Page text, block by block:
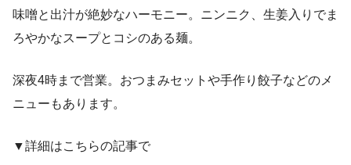
味噌と出汁が絶妙なハーモニー。ニンニク、生姜入りでま
ろやかなスープとコシのある麺。
深夜4時まで営業。おつまみセットや手作り餃子などのメ
ニューもあります。
▼詳細はこちらの記事で